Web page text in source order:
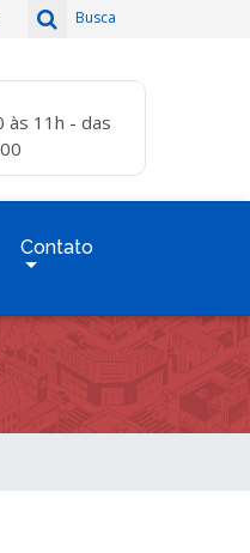
Busca
às 11h - das
Contato